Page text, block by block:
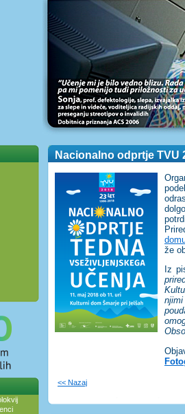
Nacionalno odprtje TVU
že
Iz
njimi
<< Nazaj